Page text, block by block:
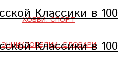
ХОББИ. СПОРТ
ЭНЦИКЛОПЕДИИ. СЛОВАРИ